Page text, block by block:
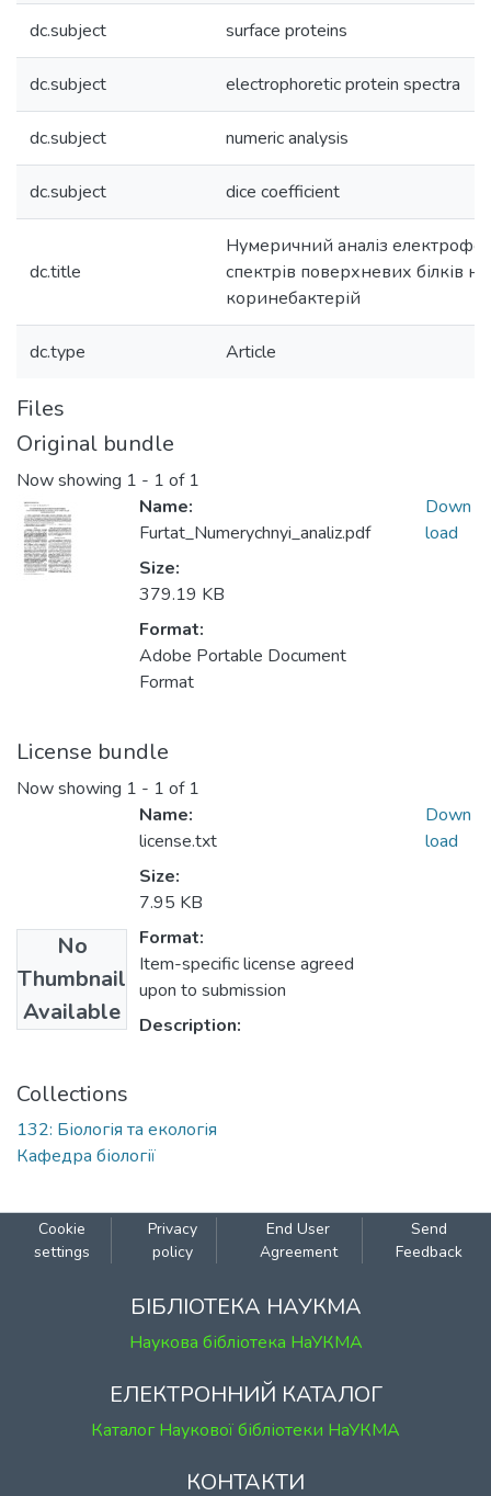
dc.subject surface proteins
dc.subject electrophoretic protein spectra
dc.subject numeric analysis
dc.subject dice coefficient
dc.title
Нумеричний аналіз
спектрів поверхневих білків
коринебактерій
dc.type Article
Files
Original bundle
Now showing 1 - 1 of 1
Name:
Furtat_Numerychnyi_analiz.pdf
Size:
379.19 KB
Format:
Adobe Portable Document
Format
Down
load
License bundle
Now showing 1 - 1 of 1
No
Thumbnail
Available
Name:
license.txt
Size:
7.95 KB
Format:
Item-specific license agreed
upon to submission
Description:
Down
load
Collections
132: Біологія та екологія
Кафедра біології
Cookie
settings
Privacy
policy
End User
Agreement
Send
Feedback
БІБЛІОТЕКА НАУКМА
Наукова бібліотека НаУКМА
ЕЛЕКТРОННИЙ КАТАЛОГ
Каталог Наукової бібліотеки НаУКМА
КОНТАКТИ